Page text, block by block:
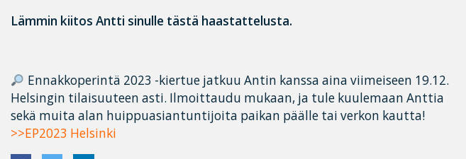
Lämmin kiitos Antti sinulle tästä haastattelusta.
Ennakkoperintä 2023 -kiertue jatkuu Antin kanssa aina viimeiseen 19.12.
Helsingin tilaisuuteen asti. Ilmoittaudu mukaan, ja tule kuulemaan Anttia
sekä muita alan huippuasiantuntijoita paikan päälle tai verkon kautta!
>>EP2023 Helsinki